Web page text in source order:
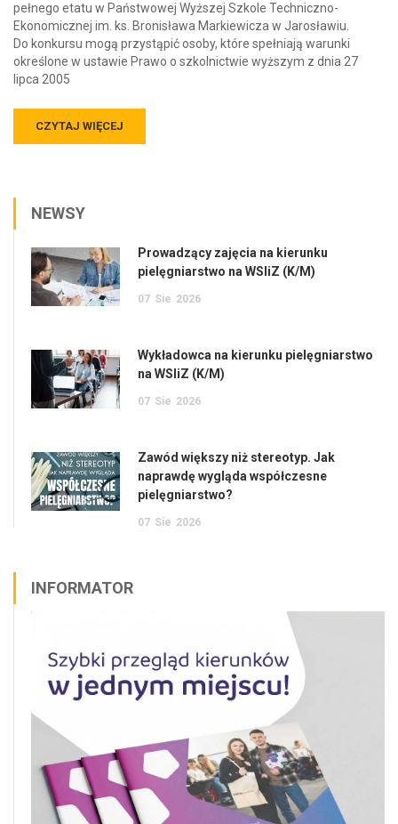
pełnego etatu w Państwowej Wyższej Szkole Techniczno-
Ekonomicznej im. ks. Bronisława Markiewicza w Jarosławiu.
Do konkursu mogą przystąpić osoby, które spełniają warunki
określone w ustawie Prawo o szkolnictwie wyższym z dnia 27
lipca 2005
CZYTAJ WIĘCEJ
NEWSY
Prowadzący zajęcia na kierunku
pielęgniarstwo na WSIiZ (K/M)
07 Sie 2026
Wykładowca na kierunku pielęgniarstwo
na WSIiZ (K/M)
07 Sie 2026
Zawód większy niż stereotyp. Jak
naprawdę wygląda współczesne
pielęgniarstwo?
07 Sie 2026
INFORMATOR